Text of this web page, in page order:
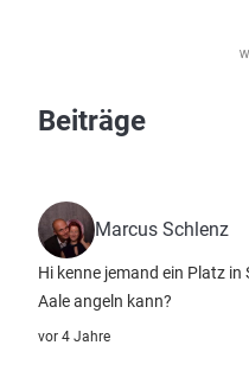
Beiträge
Marcus Schlenz
Hi kenne jemand ein Platz
Aale angeln kann?
vor 4 Jahre